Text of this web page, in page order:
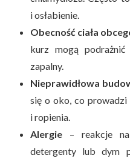
i osłabienie.
Obecność ciała
kurz mogą
zapalny.
Nieprawidłowa
się o oko, co prowadzi
i ropienia.
Alergie – reakcje
detergenty lub dym